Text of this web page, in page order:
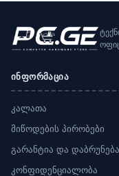
ინფორმაცია
კალათა
მიწოდების პირობები
გარანტია და დაბრუნება
კონფიდენციალობა